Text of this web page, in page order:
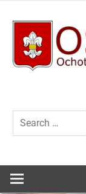
content